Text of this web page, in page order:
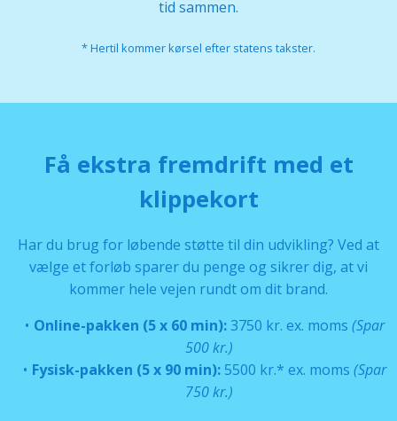
tid sammen.
* Hertil kommer kørsel efter statens takster.
Få ekstra fremdrift med et
klippekort
Har du brug for løbende støtte til din udvikling? Ved at
vælge et forløb sparer du penge og sikrer dig, at vi
kommer hele vejen rundt om dit brand.
Online-pakken (5 x 60 min):3750 kr. ex. moms (Spar
500 kr.)
Fysisk-pakken (5 x 90 min):5500 kr.* ex. moms (Spar
750 kr.)